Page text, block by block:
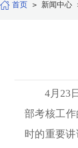
首页 > 新闻中心
4月23
部考核工
时的重要